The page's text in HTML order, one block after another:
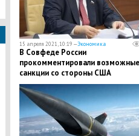
15 апреля 2021, 10:19 —Экономика
​В Совфеде России
прокомментировали возможные
санкции со стороны США